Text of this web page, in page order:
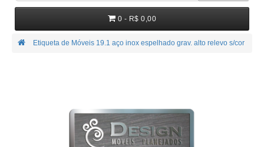
0 - R$ 0,00
Etiqueta de Móveis 19.1 aço inox espelhado grav. alto relevo s/cor